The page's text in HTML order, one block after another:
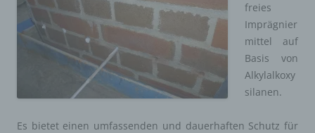
freies
Imprägnier
mittel auf
Basis von
Alkylalkoxy
silanen.
Es bietet einen umfassenden und dauerhaften Schutz für